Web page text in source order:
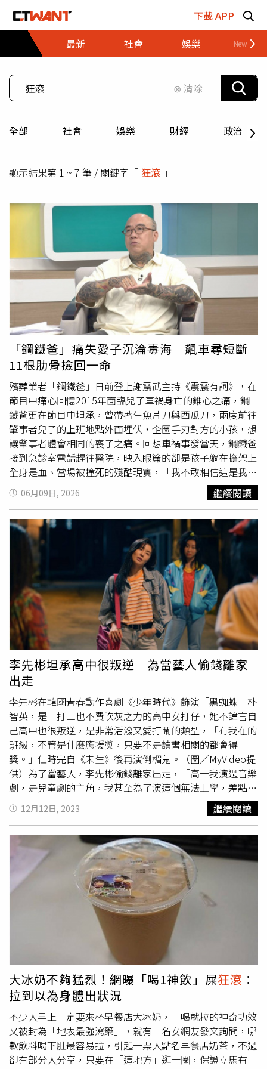
下載 APP
最新
社會 娛樂 財經
⊗ 清除
全部 社會 娛樂 財經 政治
顯示結果第 1 ~ 7 筆 / 關鍵字「 狂滾 」
「鋼鐵爸」痛失愛子沉淪毒海 飆車尋短斷
11根肋骨撿回一命
殯葬業者「鋼鐵爸」日前登上謝震武主持《震震有詞》，在
節目中痛心回憶2015年面臨兒子車禍身亡的錐心之痛，鋼
鐵爸更在節目中坦承，曾帶著生魚片刀與西瓜刀，兩度前往
肇事者兒子的上班地點外面埋伏，企圖手刃對方的小孩，想
讓肇事者體會相同的喪子之痛。回想車禍事發當天，鋼鐵爸
接到急診室電話趕往醫院，映入眼簾的卻是孩子躺在擔架上
全身是血、當場被撞死的殘酷現實，「我不敢相信這是我兒
子，只能一直哭。」當下巨大的憤怒與悲痛讓他失去理智，
在醫院立刻打了兩通電話給友人，一通要對方帶槍來，一通
要對方帶毒品來。幸運的是，趕到醫院的友人看到鋼鐵爸痛
哭與擔架上的慘狀，深知會鬧出人命，掉頭就走並未交出槍
枝。鋼鐵爸在節目中感激地說：「我很謝謝他當時沒有給我
槍，不然我一定會去找肇事者算帳。」然而，喪子之痛仍將
他推向深淵。鋼鐵爸坦言曾有吸毒前科，2014年赴中國大
陸成功戒毒，2015年回台後原本維持正常作息、專心陪伴
家人，怎料兒子突然離世，讓他再度沉淪，甚至拿兒子的死
當藉口繼續吸毒。在罪惡感與思念的雙重折磨下，他認為自
己「不配為人父」，憤而騎車前往北宜公路，一邊狂飆一邊
痛哭，在一個左彎處以極低車身壓車，連人帶車當場噴飛狂
滾。清醒後的鋼鐵爸感受到呼吸劇痛，送醫檢查發現足足斷
了11根肋骨，所幸命大未往內插。命懸一線的他，在醫院時
竟又耐不住毒癮，躲進廁所吸毒，卻因吸太大口當場嗆到、
牽動肋骨劇痛。在身體與心靈的極限折磨下，他痛飆一連串
髒話後將毒品扔掉，下定決心「不想再吸了」，就此徹底戒
斷毒癮。談及肇事者鋼鐵爸至今仍難掩憤怒，為了宣洩無法
動搖的恨意，鋼鐵爸在頭頂刺上具有復仇含意的圖案：一隻
能瞪著肇事者到死的大眼睛、能將對方勒到窒息的八爪章
魚，以及一隻希望痛咬對方的「白眼狼」，他說：「可見我
心裡有多怨！」此外，他也將兒子的長相刺在腰腹，並將骨
灰製成戒指，誓言一輩子保護兒子。從事殯葬業的他表示，
以前服務家屬只當成工作、沒有溫度，直到自己經歷「白髮
人送黑髮人」，才真正學會同理心。在朋友的提醒與轉念
下，鋼鐵爸於2016年以兒子的名字成立救援協會，多年來
與藝人顏正國一起救助上千個弱勢家庭，總共花費高達
2000多萬。雖然耗盡家產，但他甘之如飴，欣慰地說：
「把兒子的名字持續留在世上，我很開心，也因為這樣認識
了更多孩子。」以大愛化解恨意，感動全場。《時報周刊
CTWANT》提醒您：拒絕毒品，珍惜生命。給自己一個機
會：張老師專線1980、安心專線1925、免付費生命線
06月09日, 2026 繼續閱讀
李先彬坦承高中很叛逆 為當藝人偷錢離家
出走
李先彬在韓國青春動作喜劇《少年時代》飾演「黑蜘蛛」朴
智英，是一打三也不費吹灰之力的高中女打仔，她不諱言自
己高中也很叛逆，是非常活潑又愛打鬧的類型，「有我在的
班級，不管是什麼應援獎，只要不是讀書相關的都會得
獎。」任時完自《未生》後再演倒楣鬼。（圖／MyVideo提
供）為了當藝人，李先彬偷錢離家出走，「高一我演過音樂
劇，是兒童劇的主角，我甚至為了演這個無法上學，差點被
留級，我覺得自己找到了夢想，但是高二沒辦法演出音樂
劇，到三年級深怕實現夢想的時間太遲了，就寫封信給媽
媽，並拿走家裡的零錢包，誠實寫下我偷拿走了就離家出
走。」之後李先彬成為歌手練習生，並以女團JQT出道，團
體解散後才踏上演員之路。任時完自《未生》後再演倒楣
鬼，一場吃生花生吃到「烙賽」的戲碼，他肚子
用腳跟頂住屁股磨蹭，網友形容姿勢彷彿麥可傑克森的踮腳
舞姿，下秒拿著鏟子擋住臀部，夾住屁眼飛快找樹叢解放，
播出後網友不但大讚他鄉音講得好，放超開的搞笑演技也被
讚爆。《少年時代》正在MyVideo熱播中。
12月12日, 2023 繼續閱讀
大冰奶不夠猛烈！網曝「喝1神飲」屎狂滾 ：
拉到以為身體出狀況
不少人早上一定要來杯早餐店大冰奶，一喝就拉的神奇功效
又被封為「地表最強瀉藥」，就有一名女網友發文詢問，哪
款飲料喝下肚最容易拉，引起一票人點名早餐店奶茶，不過
卻有部分人分享，只要在「這地方」逛一圈，保證立馬有